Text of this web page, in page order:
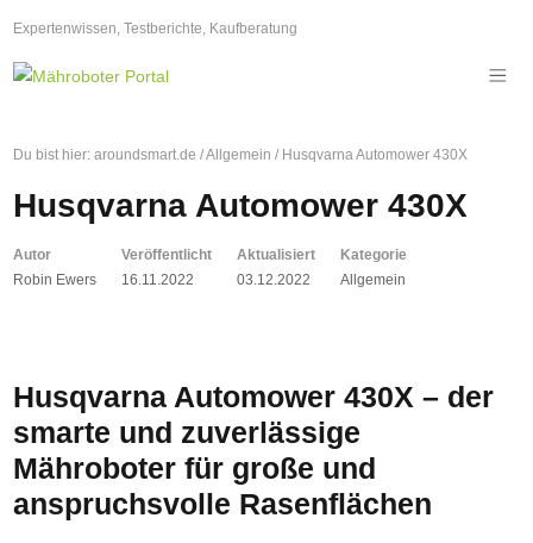
Expertenwissen, Testberichte, Kaufberatung
Du bist hier: aroundsmart.de /Allgemein / Husqvarna Automower 430X
Husqvarna Automower 430X
Autor
Robin Ewers
Veröffentlicht
16.11.2022
Aktualisiert
03.12.2022
Kategorie
Allgemein
Husqvarna Automower 430X – der
smarte und zuverlässige
Mähroboter für große und
anspruchsvolle Rasenflächen